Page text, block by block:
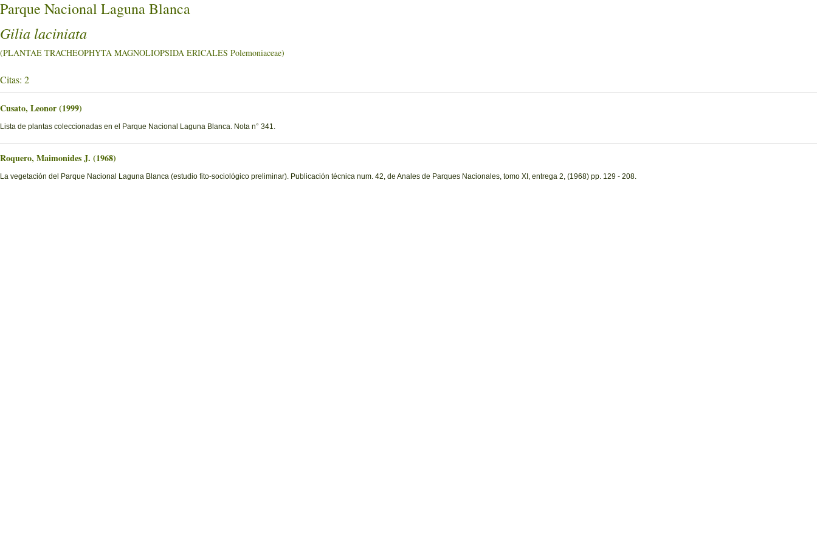
Parque Nacional Laguna Blanca
Gilia laciniata
(PLANTAE TRACHEOPHYTA MAGNOLIOPSIDA ERICALES Polemoniaceae)
Citas: 2
Cusato, Leonor (1999)
Lista de plantas coleccionadas en el Parque Nacional Laguna Blanca. Nota n° 341.
Roquero, Maimonides J. (1968)
La vegetación del Parque Nacional Laguna Blanca (estudio fito-sociológico preliminar). Publicación técnica num. 42, de Anales de Parques Nacionales, tomo XI, entrega 2, (1968) pp. 129 - 208.